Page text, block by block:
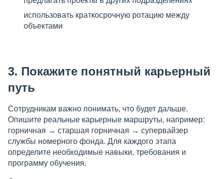
использовать краткосрочную ротацию между
объектами
3. Покажите понятный карьерный
путь
Сотрудникам важно понимать, что будет дальше.
Опишите реальные карьерные маршруты, например:
горничная → старшая горничная → супервайзер
службы номерного фонда. Для каждого этапа
определите необходимые навыки, требования и
программу обучения.